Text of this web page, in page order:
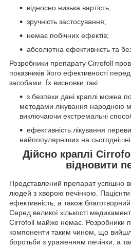
відносно низька вартість;
зручність застосування;
немає побічних ефектів;
абсолютна ефективність та
Розробники препарату Cirrofoll
показників його ефективності
засобами. Їх висновки такі:
з безпеки дані краплі можна
методами лікування народною
виключаючи екстремальні
ефективність лікування
найпопулярніших на
Дійсно краплі
відновити
Представлений препарат успішно
людей з хворою печінкою. Пацієнти
ефективність, а також
Серед великої кількості
Cirrofoll майже немає. Розробники
компоненти таким чином, що
боротьби з ураженням печінки, а